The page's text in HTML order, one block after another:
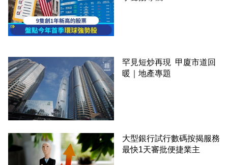
罕見短炒再現 甲廈市道回
暖｜地產專題
大型銀行試行數碼按揭服務
最快1天審批便捷業主